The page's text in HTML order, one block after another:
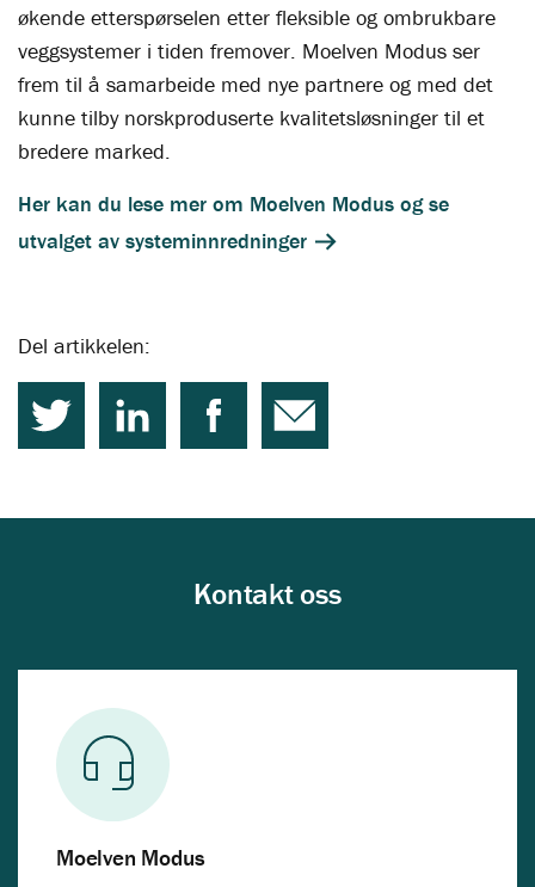
økende etterspørselen etter fleksible og ombrukbare
veggsystemer i tiden fremover. Moelven Modus ser
frem til å samarbeide med nye partnere og med det
kunne tilby norskproduserte kvalitetsløsninger til et
bredere marked.
Her kan du lese mer om Moelven Modus og se
utvalget av systeminnredninger
Del artikkelen:
Kontakt oss
Moelven Modus